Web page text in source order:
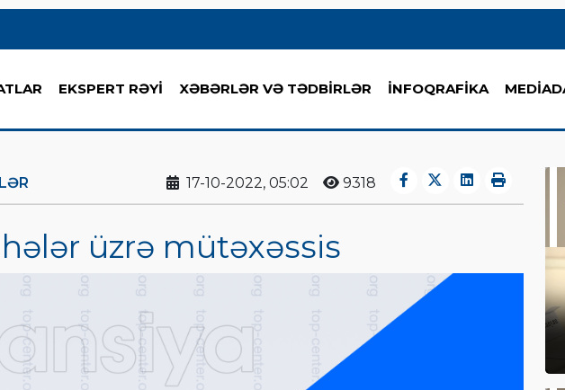
EKSPERT RƏYİ XƏBƏRLƏR VƏ TƏDBİRLƏR İNFOQRAFİKA
17-10-2022, 05:02 9318
üzrə mütəxəssis